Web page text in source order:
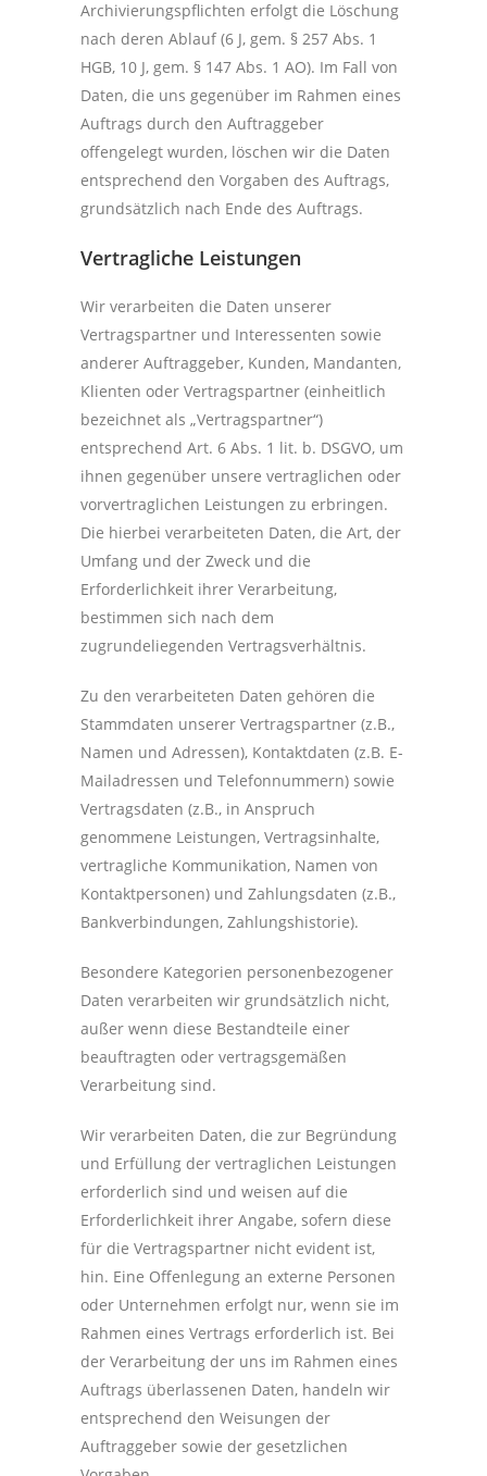
Archivierungspflichten erfolgt die Löschung
nach deren Ablauf (6 J, gem. § 257 Abs. 1
HGB, 10 J, gem. § 147 Abs. 1 AO). Im Fall von
Daten, die uns gegenüber im Rahmen eines
Auftrags durch den Auftraggeber
offengelegt wurden, löschen wir die Daten
entsprechend den Vorgaben des Auftrags,
grundsätzlich nach Ende des Auftrags.
Vertragliche Leistungen
Wir verarbeiten die Daten unserer
Vertragspartner und Interessenten sowie
anderer Auftraggeber, Kunden, Mandanten,
Klienten oder Vertragspartner (einheitlich
bezeichnet als „Vertragspartner“)
entsprechend Art. 6 Abs. 1 lit. b. DSGVO, um
ihnen gegenüber unsere vertraglichen oder
vorvertraglichen Leistungen zu erbringen.
Die hierbei verarbeiteten Daten, die Art, der
Umfang und der Zweck und die
Erforderlichkeit ihrer Verarbeitung,
bestimmen sich nach dem
zugrundeliegenden Vertragsverhältnis.
Zu den verarbeiteten Daten gehören die
Stammdaten unserer Vertragspartner (z.B.,
Namen und Adressen), Kontaktdaten (z.B. E-
Mailadressen und Telefonnummern) sowie
Vertragsdaten (z.B., in Anspruch
genommene Leistungen, Vertragsinhalte,
vertragliche Kommunikation, Namen von
Kontaktpersonen) und Zahlungsdaten (z.B.,
Bankverbindungen, Zahlungshistorie).
Besondere Kategorien personenbezogener
Daten verarbeiten wir grundsätzlich nicht,
außer wenn diese Bestandteile einer
beauftragten oder vertragsgemäßen
Verarbeitung sind.
Wir verarbeiten Daten, die zur Begründung
und Erfüllung der vertraglichen Leistungen
erforderlich sind und weisen auf die
Erforderlichkeit ihrer Angabe, sofern diese
für die Vertragspartner nicht evident ist,
hin. Eine Offenlegung an externe Personen
oder Unternehmen erfolgt nur, wenn sie im
Rahmen eines Vertrags erforderlich ist. Bei
der Verarbeitung der uns im Rahmen eines
Auftrags überlassenen Daten, handeln wir
entsprechend den Weisungen der
Auftraggeber sowie der gesetzlichen